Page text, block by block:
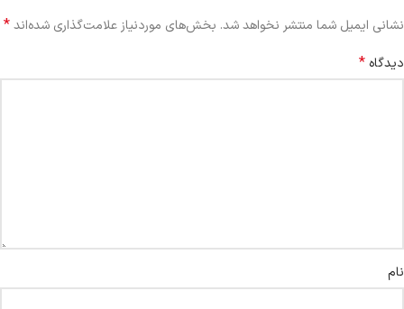
نشانی ایمیل شما منتشر نخواهد شد. بخش‌های موردنیاز علامت‌گذاری شده‌اند*
دیدگاه *
نام